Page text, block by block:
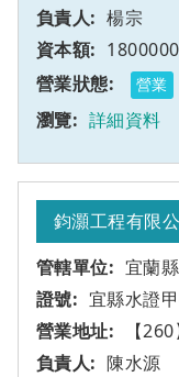
楊宗
營業
詳細資料
鈞灝工程有限
宜蘭縣
宜縣水證
【
陳水源